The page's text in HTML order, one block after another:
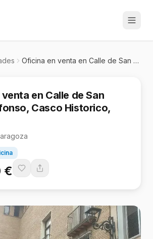
Oficina en venta en Calle de San Voto 9, Alfonso, Casco Historico, Zaragoza
en Calle de San
Casco Historico,
€